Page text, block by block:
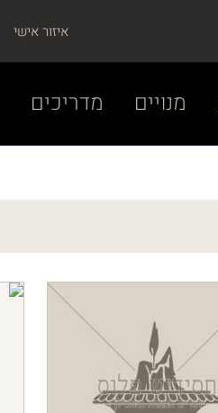
איזור אישי
מנויים מדריכים